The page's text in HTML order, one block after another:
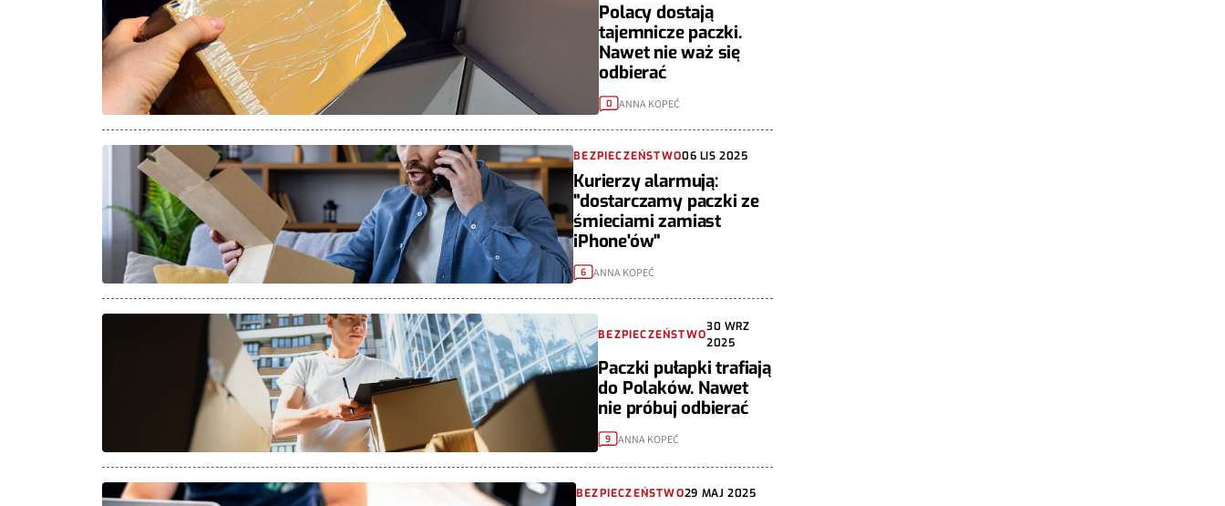
Polacy dostają
tajemnicze paczki.
Nawet nie waż się
odbierać
0 ANNA KOPEĆ
BEZPIECZEŃSTWO06 LIS 2025
Kurierzy alarmują:
"dostarczamy paczki ze
śmieciami zamiast
iPhone'ów"
6 ANNA KOPEĆ
BEZPIECZEŃSTWO
30 WRZ
2025
Paczki pułapki trafiają
do Polaków. Nawet
nie próbuj odbierać
9 ANNA KOPEĆ
BEZPIECZEŃSTWO29 MAJ 2025